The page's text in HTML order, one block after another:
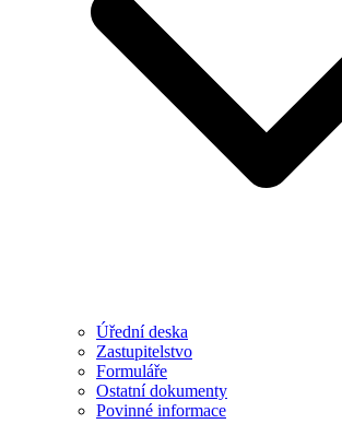
Úřední deska
Zastupitelstvo
Formuláře
Ostatní dokumenty
Povinné informace